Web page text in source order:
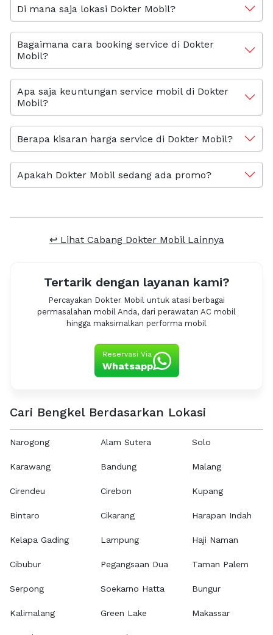
Di mana saja lokasi Dokter Mobil?
Bagaimana cara booking service di Dokter
Mobil?
Apa saja keuntungan service mobil di Dokter
Mobil?
Berapa kisaran harga service di Dokter Mobil?
Apakah Dokter Mobil sedang ada promo?
↩ Lihat Cabang Dokter Mobil Lainnya
Tertarik dengan layanan kami?
Percayakan Dokter Mobil untuk atasi berbagai
permasalahan mobil Anda, dari perawatan AC mobil
hingga maksimalkan performa mobil
Reservasi Via
Whatsapp
Cari Bengkel Berdasarkan Lokasi
Narogong
Karawang
Cirendeu
Bintaro
Kelapa Gading
Cibubur
Serpong
Kalimalang
Alam Sutera
Bandung
Cirebon
Cikarang
Lampung
Pegangsaan Dua
Soekarno Hatta
Green Lake
Solo
Malang
Kupang
Harapan Indah
Haji Naman
Taman Palem
Bungur
Makassar